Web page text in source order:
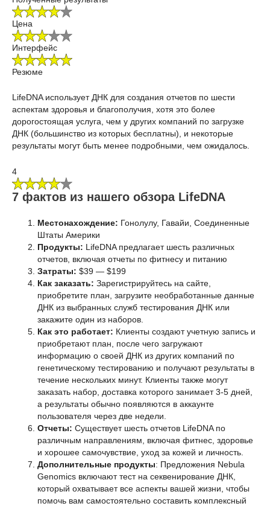
Цена
Интерфейс
Резюме
LifeDNA использует ДНК для создания отчетов по шести
аспектам здоровья и благополучия, хотя это более
дорогостоящая услуга, чем у других компаний по загрузке
ДНК (большинство из которых бесплатны), и некоторые
результаты могут быть менее подробными, чем ожидалось.
4
7 фактов из нашего обзора LifeDNA
Местонахождение: Гонолулу, Гавайи, Соединенные
Штаты Америки
Продукты: LifeDNA предлагает шесть различных
отчетов, включая отчеты по фитнесу и питанию
Затраты: $39 — $199
Как заказать: Зарегистрируйтесь на сайте,
приобретите план, загрузите необработанные данные
ДНК из выбранных служб тестирования ДНК или
закажите один из наборов.
Как это работает: Клиенты создают учетную запись и
приобретают план, после чего загружают
информацию о своей ДНК из других компаний по
генетическому тестированию и получают результаты в
течение нескольких минут. Клиенты также могут
заказать набор, доставка которого занимает 3-5 дней,
а результаты обычно появляются в аккаунте
пользователя через две недели.
Отчеты: Существует шесть отчетов LifeDNA по
различным направлениям, включая фитнес, здоровье
и хорошее самочувствие, уход за кожей и личность.
Дополнительные продукты: Предложения Nebula
Genomics включают тест на секвенирование ДНК,
который охватывает все аспекты вашей жизни, чтобы
помочь вам самостоятельно составить комплексный